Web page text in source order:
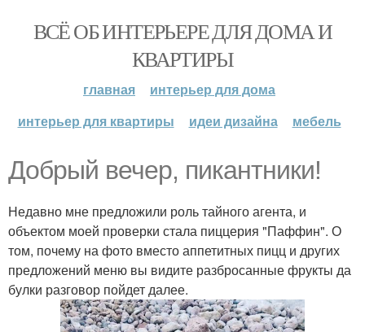
ВСЁ ОБ ИНТЕРЬЕРЕ ДЛЯ ДОМА И
КВАРТИРЫ
главная
интерьер для дома
интерьер для квартиры
идеи дизайна мебель
Добрый вечер, пикантники!
Недавно мне предложили роль тайного агента, и
объектом моей проверки стала пиццерия "Паффин". О
том, почему на фото вместо аппетитных пицц и других
предложений меню вы видите разбросанные фрукты да
булки разговор пойдет далее.